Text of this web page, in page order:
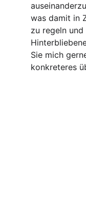
was damit in
zu regeln
Sie mich
konkreteres